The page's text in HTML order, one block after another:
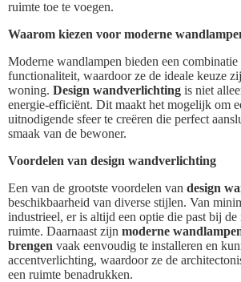
ruimte toe te voegen.
Waarom kiezen voor moderne
Moderne wandlampen bieden een combinatie
functionaliteit, waardoor ze de ideale keuze
woning. Design wandverlichting is niet
energie-efficiënt. Dit maakt het mogelijk om
uitnodigende sfeer te creëren die perfect
smaak van de bewoner.
Voordelen van design wandverlichting
Een van de grootste voordelen van design
beschikbaarheid van diverse stijlen. Van
industrieel, er is altijd een optie die past bij
ruimte. Daarnaast zijn moderne
brengen vaak eenvoudig te installeren en
accentverlichting, waardoor ze de
een ruimte benadrukken.